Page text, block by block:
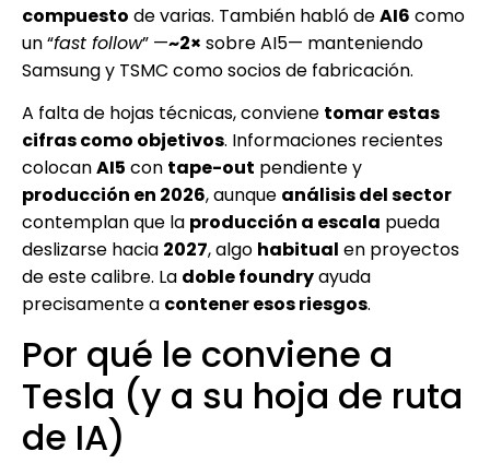
compuesto de varias. También habló deAI6 como
un “fast follow” —~2× sobre AI5— manteniendo
Samsung y TSMC como socios de fabricación.
A falta de hojas técnicas, conviene tomar estas
cifras como objetivos. Informaciones recientes
colocanAI5 con tape-out pendiente y
producción en 2026, aunque análisis del sector
contemplan que la producción a escala pueda
deslizarse hacia 2027, algo habitual en proyectos
de este calibre. La doble foundryayuda
precisamente a contener esos riesgos.
Por qué le conviene a
Tesla (y a su hoja de ruta
de IA)